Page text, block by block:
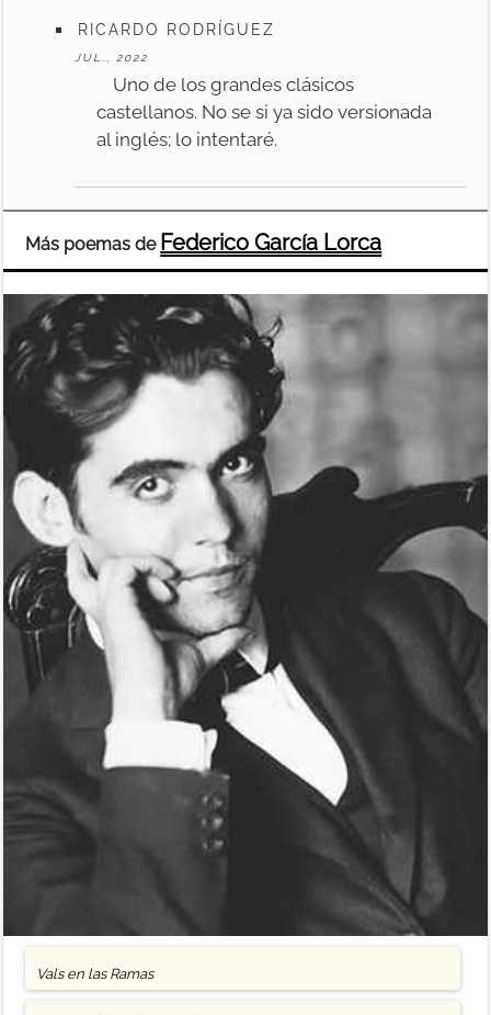
RICARDO RODRÍGUEZ
JUL., 2022
Uno de los grandes clásicos
castellanos. No se si ya sido versionada
al inglés; lo intentaré.
Más poemas de Federico García Lorca
Vals en las Ramas